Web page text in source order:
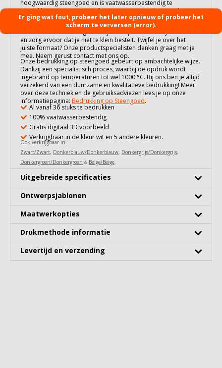
hoogwaardig steengoed en is vaatwasserbestendig te
bedrukken met jouw logo of ontwerp. Dit model is zowel
bedrukt als onbedrukt te bestellen vanaf 36 stuks.
De hoogte is 9.40 cm en tot de rand gevuld past er ± 310 ml in.
en zorg ervoor dat je niet te klein bestelt. Twijfel je over het
juiste formaat? Onze productspecialisten denken graag met je
mee. Neem gerust contact met ons op.
Onze bedrukking op steengoed gebeurt op ambachtelijke wijze.
Dankzij een specialistisch proces, waarbij de opdruk wordt
ingebrand op temperaturen tot wel 1000 °C. Bij ons ben je altijd
verzekerd van een duurzame en kwalitatieve bedrukking! Meer
over deze techniek en de gebruiksadviezen lees je op onze
informatiepagina: Bedrukking op Steengoed.
Al vanaf 36 stuks te bedrukken
100% vaatwasserbestendig
Gratis digitaal 3D voorbeeld
Verkrijgbaar in de kleur wit en 5 andere kleuren.
Ook verkrijgbaar in:
Zwart/Zwart, Donkerblauw/Donkerblauw, Donkergrijs/Donkergrijs,
Donkergroen/Donkergroen & Beige/Beige
Uitgebreide specificaties
Ontwerpsjablonen
Maatwerkopties
Drukmethode informatie
Levertijd en verzending
Er ging wat fout, probeer het later opnieuw of probeer het
scherm te verversen (error).